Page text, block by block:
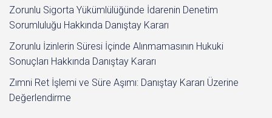
Zorunlu Sigorta Yükümlülüğünde İdarenin Denetim
Sorumluluğu Hakkında Danıştay Kararı
Zorunlu İzinlerin Süresi İçinde Alınmamasının Hukuki
Sonuçları Hakkında Danıştay Kararı
Zımni Ret İşlemi ve Süre Aşımı: Danıştay Kararı Üzerine
Değerlendirme